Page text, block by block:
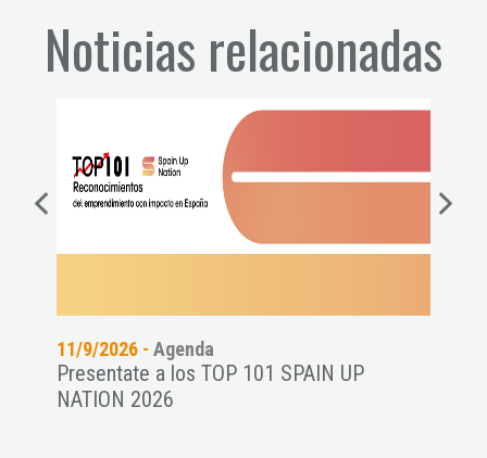
Noticias relacionadas
11/9/2026 -Agenda
Presentate a los TOP 101 SPAIN UP
NATION 2026